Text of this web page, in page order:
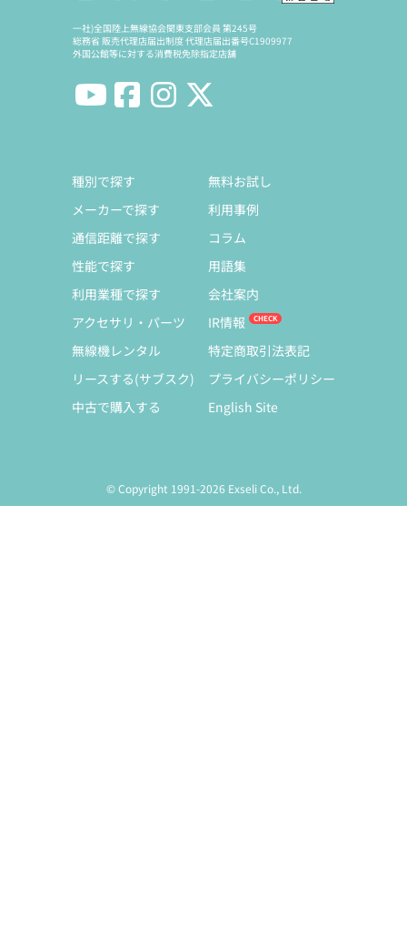
一社)全国陸上無線協会関東支部会員 第245号
総務省 販売代理店届出制度 代理店届出番号C1909977
外国公館等に対する消費税免除指定店舗
種別で探す
メーカーで探す
通信距離で探す
性能で探す
利用業種で探す
アクセサリ・パーツ
無線機レンタル
リースする(サブスク)
中古で購入する
無料お試し
利用事例
コラム
用語集
会社案内
IR情報
特定商取引法表記
プライバシーポリシー
English Site
© Copyright 1991-2026 Exseli Co., Ltd.